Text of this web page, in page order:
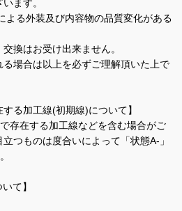
ます。
よる外装及び内容物の品質変化がある
換はお受け出来ません。
場合は以上を必ずご理解頂いた上で
る加工線(初期線)について】
存在する加工線などを含む場合がご
つものは度合いによって「状態A-」
て】